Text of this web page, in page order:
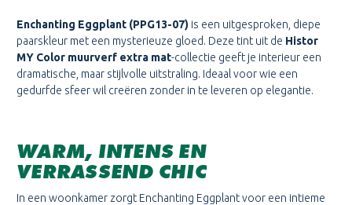
Enchanting Eggplant (PPG13-07) is een uitgesproken, diepe
paarskleur met een mysterieuze gloed. Deze tint uit de Histor
MY Color muurverf extra mat-collectie geeft je interieur een
dramatische, maar stijlvolle uitstraling. Ideaal voor wie een
gedurfde sfeer wil creëren zonder in te leveren op elegantie.
WARM, INTENS EN
VERRASSEND CHIC
In een woonkamer zorgt Enchanting Eggplant voor een intieme